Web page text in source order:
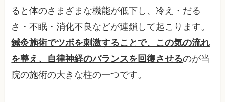
ると体のさまざまな機能が低下し、冷え・だる
さ・不眠・消化不良などが連鎖して起こります。
鍼灸施術でツボを刺激することで、この気の流れ
を整え、自律神経のバランスを回復させるのが当
院の施術の大きな柱の一つです。